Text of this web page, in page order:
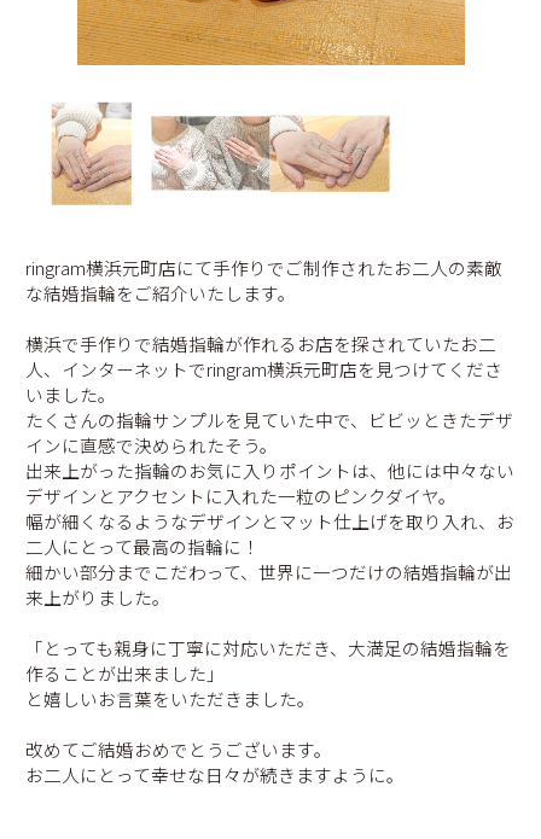
ringram横浜元町店にて手作りでご制作されたお二人の素敵
な結婚指輪をご紹介いたします。
横浜で手作りで結婚指輪が作れるお店を探されていたお二
人、インターネットでringram横浜元町店を見つけてくださ
いました。
たくさんの指輪サンプルを見ていた中で、ビビッときたデザ
インに直感で決められたそう。
出来上がった指輪のお気に入りポイントは、他には中々ない
デザインとアクセントに入れた一粒のピンクダイヤ。
幅が細くなるようなデザインとマット仕上げを取り入れ、お
二人にとって最高の指輪に！
細かい部分までこだわって、世界に一つだけの結婚指輪が出
来上がりました。
「とっても親身に丁寧に対応いただき、大満足の結婚指輪を
作ることが出来ました」
と嬉しいお言葉をいただきました。
改めてご結婚おめでとうございます。
お二人にとって幸せな日々が続きますように。